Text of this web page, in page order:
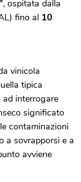
, ospitata dalla
fino al 10
vinicola
tipica
ad interrogare
significato
contaminazioni
a sovrapporsi e a
avviene